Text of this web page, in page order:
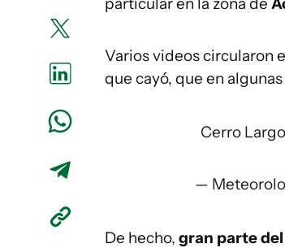
Varios videos circularon
que cayó, que en
Cerro
—
De hecho, gran parte